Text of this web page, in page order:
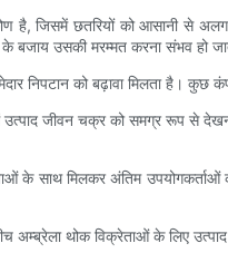
है, जिसमें छतरियों को आसानी से
बजाय उसकी मरम्मत करना संभव हो
निपटान को बढ़ावा मिलता है।
उत्पाद जीवन चक्र को समग्र रूप से
के साथ मिलकर अंतिम
अम्ब्रेला थोक विक्रेताओं के लिए